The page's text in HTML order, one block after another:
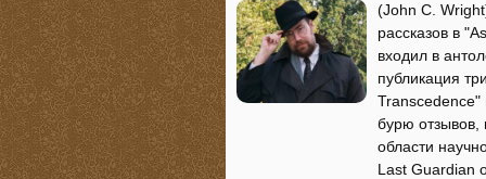
(John C.
рассказов в
входил в
публикация
Transcedence"
бурю отзывов,
области
Last Guardian